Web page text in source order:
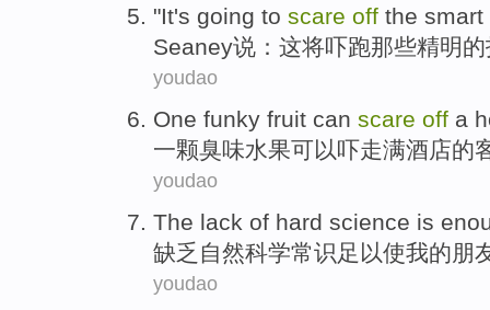
"It's going to scare off the smart
Seaney说 ： 这将吓跑那些精明
youdao
One funky fruit can scare off a
一颗臭味水果可以吓走满酒店的
youdao
The lack of hard science is
缺乏 自然科学常识 足以使我的朋
youdao